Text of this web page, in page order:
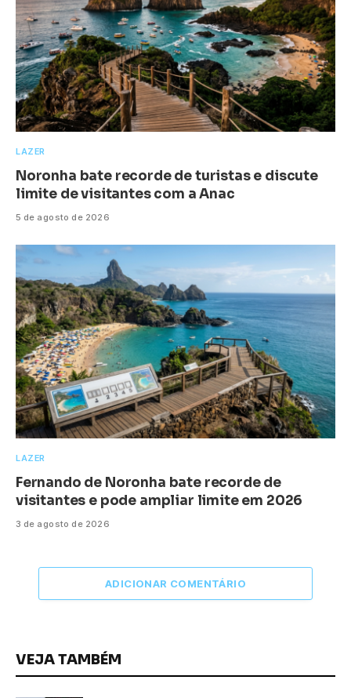
LAZER
Noronha bate recorde de turistas e discute
limite de visitantes com a Anac
5 de agosto de 2026
LAZER
Fernando de Noronha bate recorde de
visitantes e pode ampliar limite em 2026
3 de agosto de 2026
ADICIONAR COMENTÁRIO
VEJA TAMBÉM